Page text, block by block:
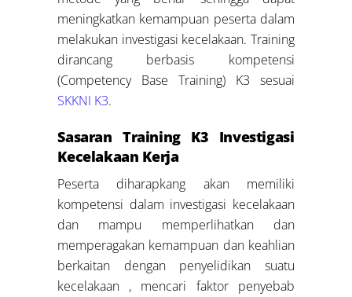
meningkatkan kemampuan peserta dalam
melakukan investigasi kecelakaan. Training
dirancang berbasis kompetensi
(Competency Base Training) K3 sesuai
SKKNI K3.
Sasaran Training K3 Investigasi
Kecelakaan Kerja
Peserta diharapkang akan memiliki
kompetensi dalam investigasi kecelakaan
dan mampu memperlihatkan dan
memperagakan kemampuan dan keahlian
berkaitan dengan penyelidikan suatu
kecelakaan , mencari faktor penyebab